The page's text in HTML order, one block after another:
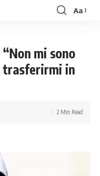
Font
Aa
mi sono
trasferirmi in
2 Min Read